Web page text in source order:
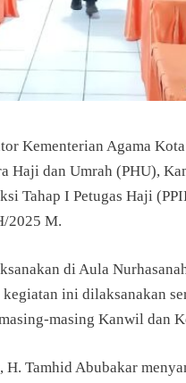
Kementerian Agama
Haji dan Umrah (PHU),
Tahap I Petugas Haji
2025 M.
di Aula
kegiatan ini dilaksanakan
masing Kanwil dan
H. Tamhid Abubakar